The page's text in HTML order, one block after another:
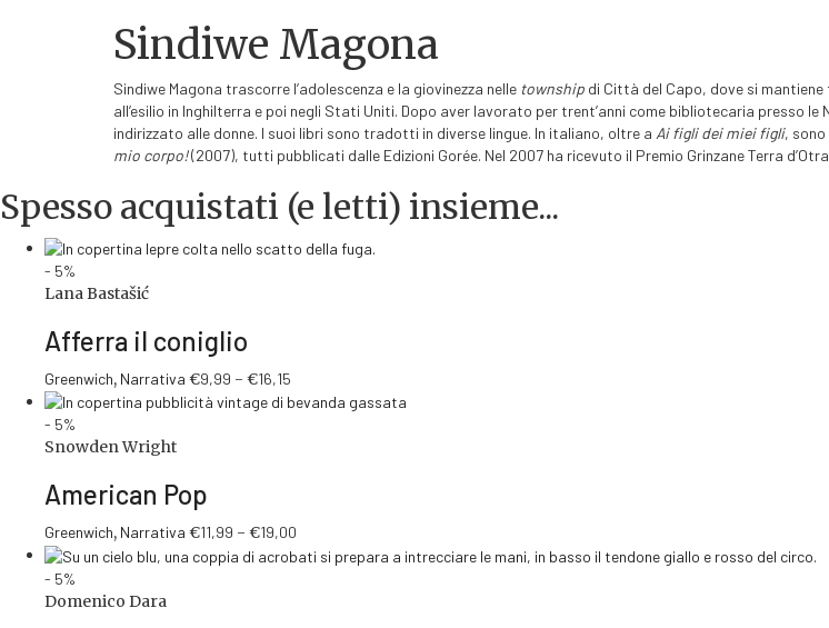
Sindiwe Magona
Sindiwe Magona trascorre l’adolescenza e la giovinezza nelle township di Città del Capo, dove si
all’esilio in Inghilterra e poi negli Stati Uniti. Dopo aver lavorato per trent’anni come bibliotecaria presso
indirizzato alle donne. I suoi libri sono tradotti in diverse lingue. In italiano, oltre a Ai figli dei miei figli,
mio corpo!(2007), tutti pubblicati dalle Edizioni Gorée. Nel 2007 ha ricevuto il Premio Grinzane Terra
Spesso acquistati (e letti) insieme...
- 5%
Lana Bastašić
Afferra il coniglio
Greenwich, Narrativa Questo
prodotto
Le
opzioni
possono
essere
€9,99 - €16,15
di
- 5%
Snowden Wright
American Pop
Greenwich, Narrativa Questo
prodotto
€11,99 - €19,00
di
- 5%
Domenico Dara